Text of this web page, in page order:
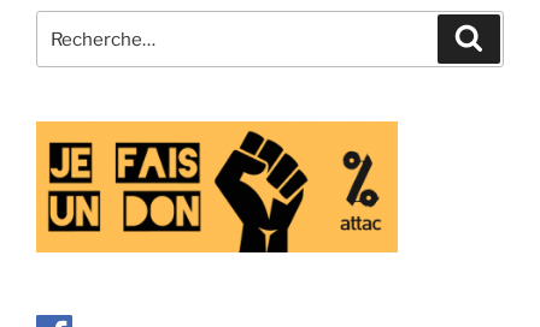
pour